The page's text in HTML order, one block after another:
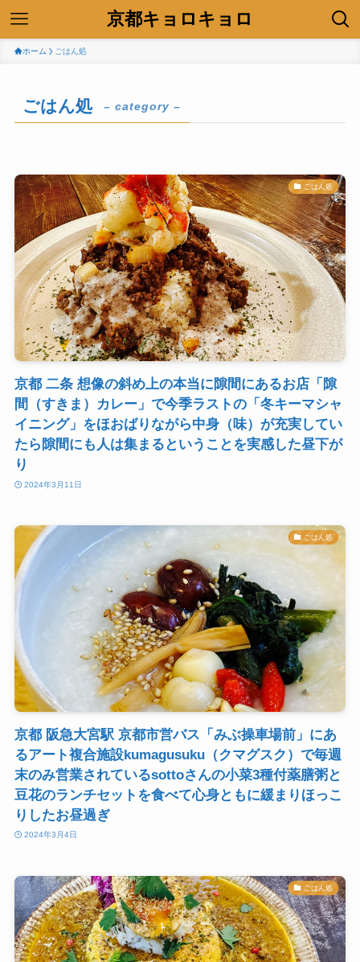
京都キョロキョロ
ホーム ごはん処
ごはん処 – category –
ごはん処
京都 二条 想像の斜め上の本当に隙間にあるお店「隙
間（すきま）カレー」で今季ラストの「冬キーマシャ
イニング」をほおばりながら中身（味）が充実してい
たら隙間にも人は集まるということを実感した昼下が
り
2024年3月11日
ごはん処
京都 阪急大宮駅 京都市営バス「みぶ操車場前」にあ
るアート複合施設kumagusuku（クマグスク）で毎週
末のみ営業されているsottoさんの小菜3種付薬膳粥と
豆花のランチセットを食べて心身ともに緩まりほっこ
りしたお昼過ぎ
2024年3月4日
ごはん処